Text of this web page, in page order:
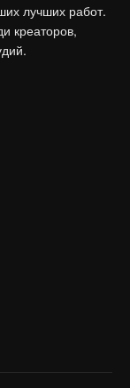
лучших работ.
креаторов,